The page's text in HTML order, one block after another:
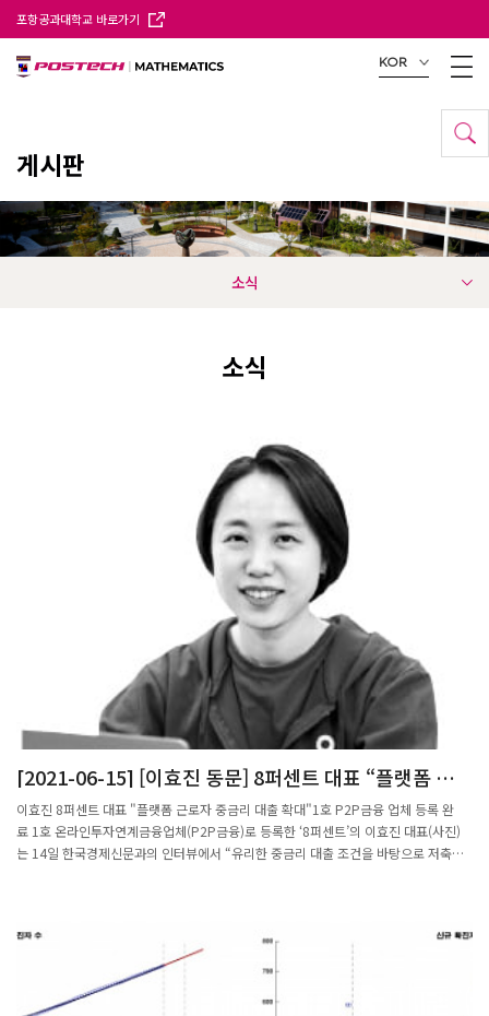
포항공과대학교 바로가기
KOR
게시판
소식
소식
[2021-06-15] [이효진 동문] 8퍼센트 대표 “플랫폼 근로
자 중금리 대출 확대”
이효진 8퍼센트 대표 "플랫폼 근로자 중금리 대출 확대"1호 P2P금융 업체 등록 완
료 1호 온라인투자연계금융업체(P2P금융)로 등록한 ‘8퍼센트’의 이효진 대표(사진)
는 14일 한국경제신문과의 인터뷰에서 “유리한 중금리 대출 조건을 바탕으로 저축은
4~7등급인 중·저신용자가 주된 고객이며, 금리는 평균 연 10~13%로 다른 업권보다
낮은 수준이다. 이 대표는 한 명의 차주에게 대출을 내줄 때 500여 가지 정보를 활용하
는 등 정교한 신용평가 모델을 갖춘 것을 금리 경쟁력의 원천으로 꼽았다. 금융위원회
등록을 계기로 중금리 대환대출 공급을 더욱 확대하겠다는 구상이다.이 대표는 “특히